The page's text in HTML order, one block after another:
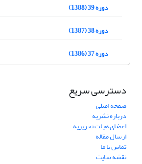
دوره 39 (1388)
دوره 38 (1387)
دوره 37 (1386)
دسترسی سریع
صفحه اصلی
درباره نشریه
اعضای هیات تحریریه
ارسال مقاله
تماس با ما
نقشه سایت